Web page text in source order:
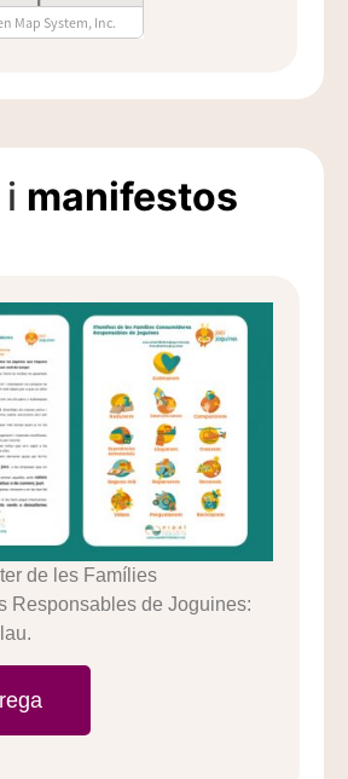
manifestos
de les Famílies
Responsables de Joguines: